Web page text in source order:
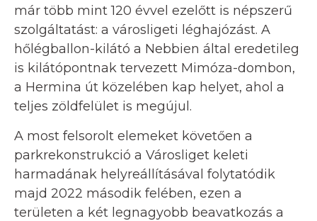
már több mint 120 évvel ezelőtt is népszerű
szolgáltatást: a városligeti léghajózást. A
hőlégballon-kilátó a Nebbien által eredetileg
is kilátópontnak tervezett Mimóza-dombon,
a Hermina út közelében kap helyet, ahol a
teljes zöldfelület is megújul.
A most felsorolt elemeket követően a
parkrekonstrukció a Városliget keleti
harmadának helyreállításával folytatódik
majd 2022 második felében, ezen a
területen a két legnagyobb beavatkozás a